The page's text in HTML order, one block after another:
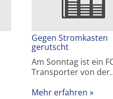
Gegen Stromkasten
gerutscht
Am Sonntag ist ein
Transporter von
Mehr erfahren